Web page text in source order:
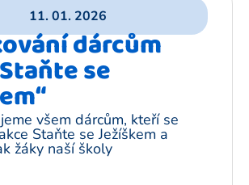
11. 01. 2026
dárcům
se
všem dárcům, kteří se
Staňte se Ježíškem a
žáky naší školy